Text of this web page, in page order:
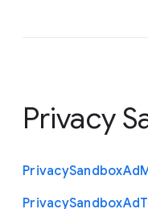
Privacy
PrivacySandboxAd
PrivacySandboxAd